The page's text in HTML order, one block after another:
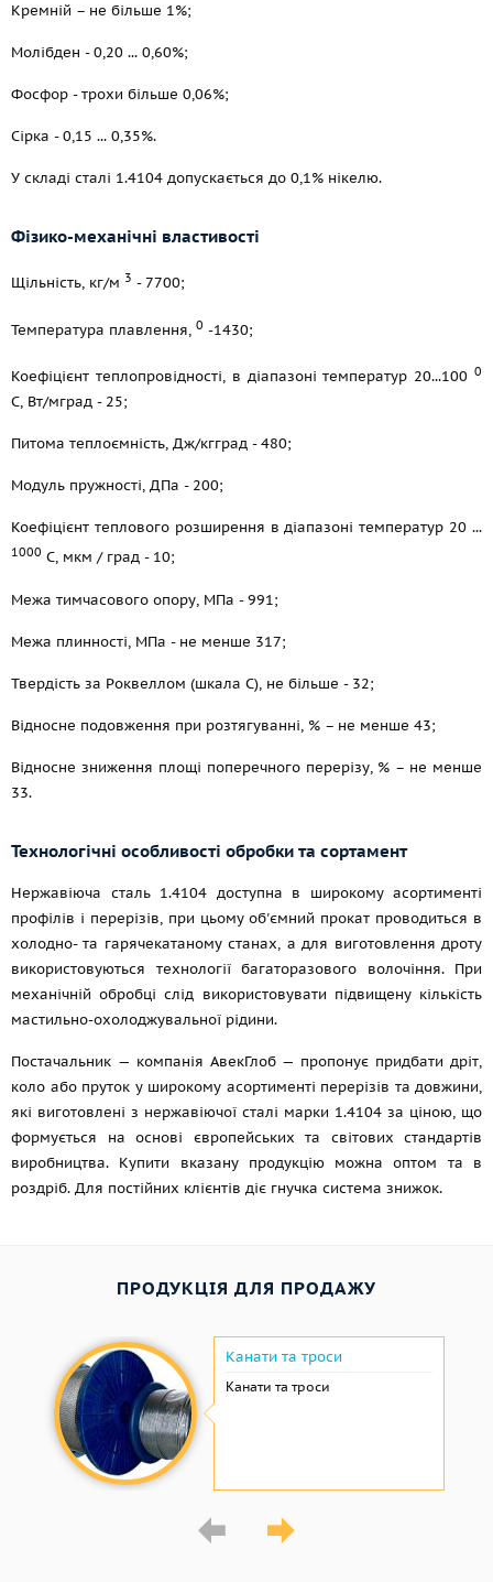
Кремній – не більше 1%;
Молібден - 0,20 ... 0,60%;
Фосфор - трохи більше 0,06%;
Сірка - 0,15 ... 0,35%.
У складі сталі 1.4104 допускається до 0,1% нікелю.
Фізико-механічні властивості
Щільність, кг/м 3 - 7700;
Температура плавлення, 0 -1430;
Коефіцієнт теплопровідності, в діапазоні температур 20...100 0
С, Вт/мград - 25;
Питома теплоємність, Дж/кгград - 480;
Модуль пружності, ДПа - 200;
Коефіцієнт теплового розширення в діапазоні температур 20 ...
1000 С, мкм / град - 10;
Межа тимчасового опору, МПа - 991;
Межа плинності, МПа - не менше 317;
Твердість за Роквеллом (шкала С), не більше - 32;
Відносне подовження при розтягуванні, % – не менше 43;
Відносне зниження площі поперечного перерізу, % – не менше
33.
Технологічні особливості обробки та сортамент
Нержавіюча сталь 1.4104 доступна в широкому асортименті
профілів і перерізів, при цьому об'ємний прокат проводиться в
холодно- та гарячекатаному станах, а для виготовлення дроту
використовуються технології багаторазового волочіння. При
механічній обробці слід використовувати підвищену кількість
мастильно-охолоджувальної рідини.
Постачальник — компанія АвекГлоб — пропонує придбати дріт,
коло або пруток у широкому асортименті перерізів та довжини,
які виготовлені з нержавіючої сталі марки 1.4104 за ціною, що
формується на основі європейських та світових стандартів
виробництва. Купити вказану продукцію можна оптом та в
роздріб. Для постійних клієнтів діє гнучка система знижок.
ПРОДУКЦІЯ ДЛЯ ПРОДАЖУ
Канати та троси
Канати та троси